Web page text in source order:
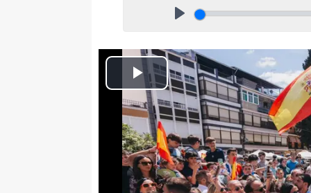
El presidente de Vox, Santiago Abascal, en una
Europa Press Andalucía
Actualizado: martes, 5 mayo 2026 15:38
PUENTE GENIL (CÓRDOBA), 5
El presidente de Vox, Santiago